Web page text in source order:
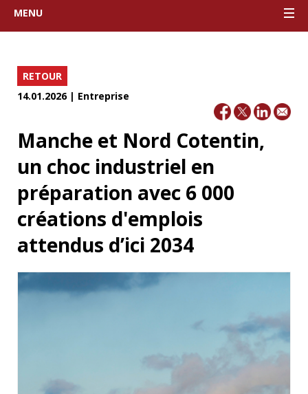
MENU
RETOUR
14.01.2026 | Entreprise
Manche et Nord Cotentin,
un choc industriel en
préparation avec 6 000
créations d'emplois
attendus d’ici 2034